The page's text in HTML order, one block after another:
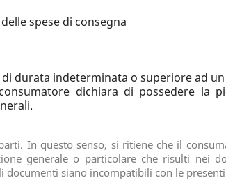
spese di consegna
durata indeterminata o superiore ad
dichiara di possedere la
In questo senso, si ritiene che il
generale o particolare che risulti nei
siano incompatibili con le